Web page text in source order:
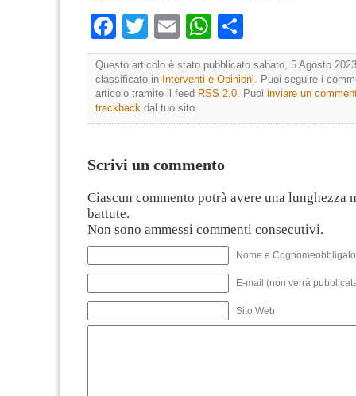
Facebook
TwitterEmailWhatsApp
Questo articolo è stato pubblicato sabato, 5 Agosto
classificato in Interventi e Opinioni . Puoi seguire i
articolo tramite il feed RSS 2.0 . Puoi inviare un
trackback dal tuo sito.
Scrivi un commento
Ciascun commento potrà avere una lunghezza
battute.
Non sono ammessi commenti consecutivi.
Nome e
E-mail (non verrà
Sito Web